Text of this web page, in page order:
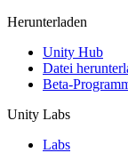
Herunterladen
Unity Hub
Datei
Beta-
Unity Labs
Labs